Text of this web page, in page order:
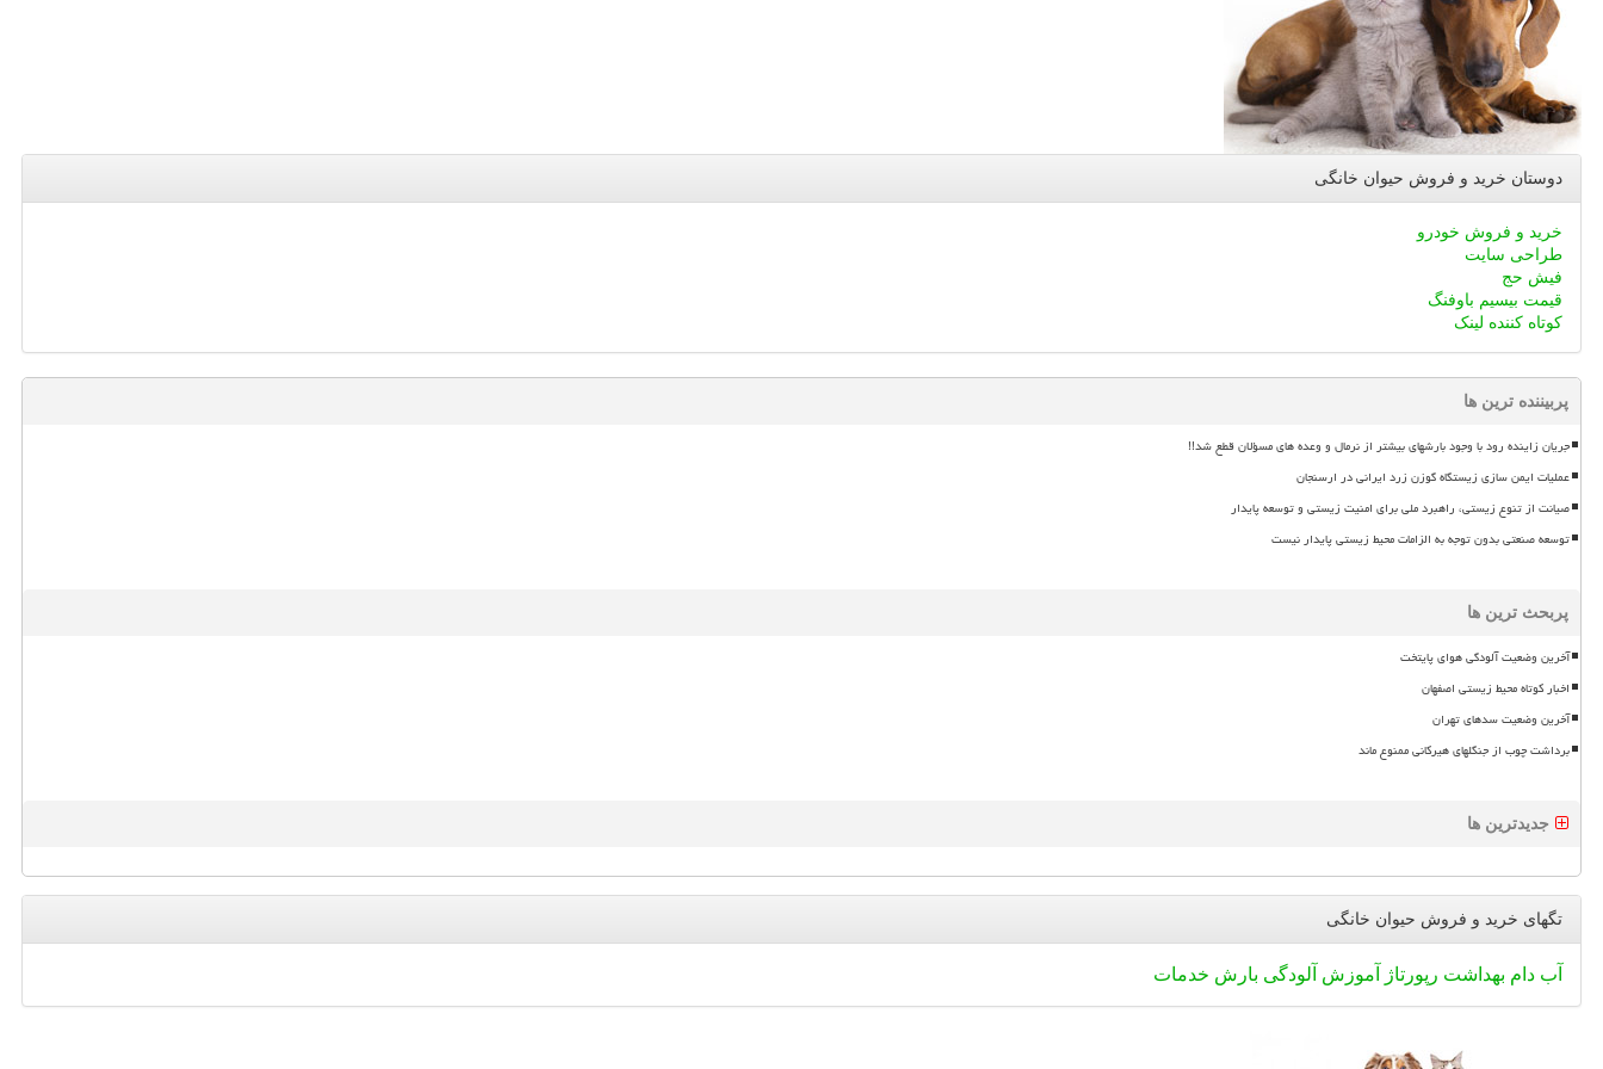
دوستان خرید و فروش حیوان خانگی
خرید و فروش خودرو
طراحی سایت
فیش حج
قیمت بیسیم باوفنگ
کوتاه کننده لینک
پربیننده ترین ها
جریان زاینده رود با وجود بارشهای بیشتر از نرمال و وعده های مسؤلان قطع شد!!
عملیات ایمن سازی زیستگاه گوزن زرد ایرانی در ارسنجان
صیانت از تنوع زیستی، راهبرد ملی برای امنیت زیستی و توسعه پایدار
توسعه صنعتی بدون توجه به الزامات محیط زیستی پایدار نیست
پربحث ترین ها
آخرین وضعیت آلودگی هوای پایتخت
اخبار کوتاه محیط زیستی اصفهان
آخرین وضعیت سدهای تهران
برداشت چوب از جنگلهای هیرکانی ممنوع ماند
جدیدترین ها
تگهای خرید و فروش حیوان خانگی
آب دام بهداشت رپورتاژ آموزش آلودگی بارش خدمات